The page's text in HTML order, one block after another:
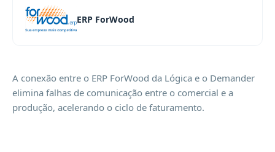
ERP ForWood
A conexão entre o ERP ForWood da Lógica e o Demander
elimina falhas de comunicação entre o comercial e a
produção, acelerando o ciclo de faturamento.